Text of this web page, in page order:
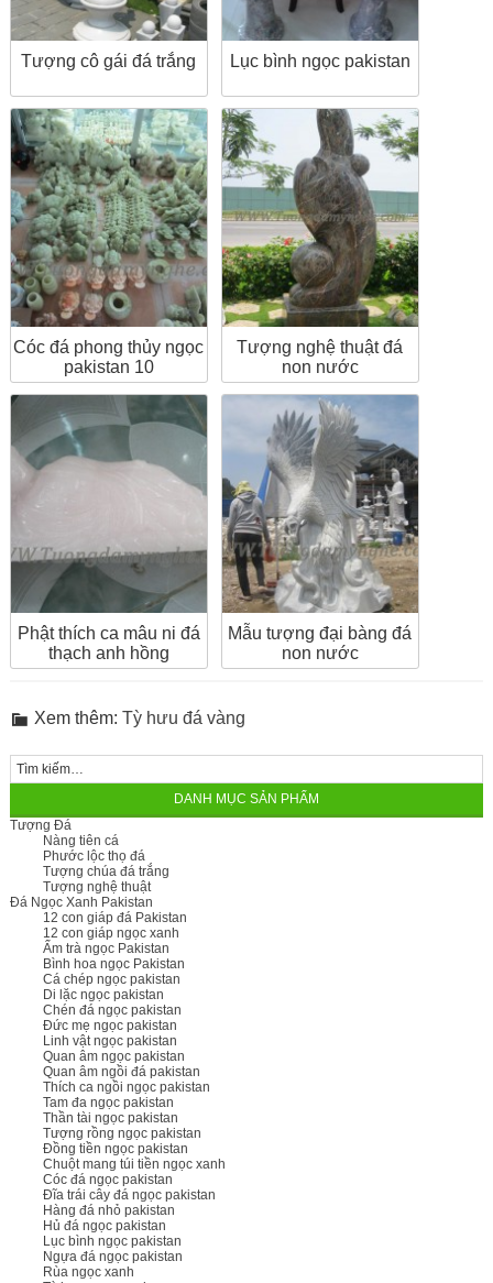
Tượng cô gái đá trắng Lục bình ngọc pakistan
Cóc đá phong thủy ngọc
pakistan 10
Tượng nghệ thuật đá
non nước
Phật thích ca mâu ni đá
thạch anh hồng
Mẫu tượng đại bàng đá
non nước
Xem thêm: Tỳ hưu đá vàng
DANH MỤC SẢN PHẨM
Tượng Đá
Nàng tiên cá
Phước lộc thọ đá
Tượng chúa đá trắng
Tượng nghệ thuật
Đá Ngọc Xanh Pakistan
12 con giáp đá Pakistan
12 con giáp ngọc xanh
Ấm trà ngọc Pakistan
Bình hoa ngọc Pakistan
Cá chép ngọc pakistan
Di lặc ngọc pakistan
Chén đá ngọc pakistan
Đức mẹ ngọc pakistan
Linh vật ngọc pakistan
Quan âm ngọc pakistan
Quan âm ngồi đá pakistan
Thích ca ngồi ngọc pakistan
Tam đa ngọc pakistan
Thần tài ngọc pakistan
Tượng rồng ngọc pakistan
Đồng tiền ngọc pakistan
Chuột mang túi tiền ngọc xanh
Cóc đá ngọc pakistan
Đĩa trái cây đá ngọc pakistan
Hàng đá nhỏ pakistan
Hủ đá ngọc pakistan
Lục bình ngọc pakistan
Ngựa đá ngọc pakistan
Rùa ngọc xanh